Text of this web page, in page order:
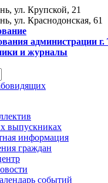
ул. Крупской, 21
ул. Краснодонская, 61
администрации
и журналы
выпускниках
информация
граждан
событий